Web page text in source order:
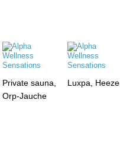
Private sauna,
Orp-Jauche
Luxpa, Heeze